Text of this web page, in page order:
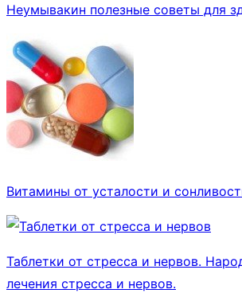
Неумывакин полезные советы для
Витамины от усталости и
Таблетки от стресса и нервов.
лечения стресса и нервов.